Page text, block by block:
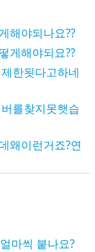
해야되나요??
게해야되요??
한됫다고하네
를찾지못햇습
왜이런거죠?연
마씩 붙나요?